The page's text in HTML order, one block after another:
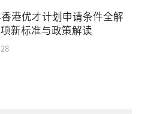
香港优才计划申请条件全解
新标准与政策解读